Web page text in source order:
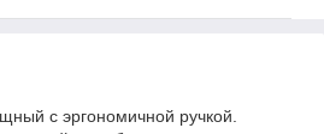
с эргономичной ручкой.